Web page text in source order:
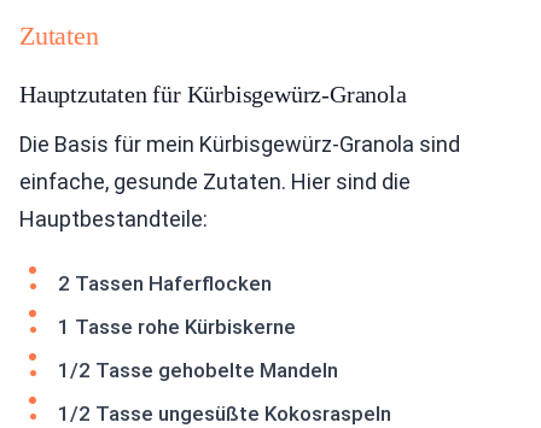
Zutaten
Hauptzutaten für Kürbisgewürz-Granola
Die Basis für mein Kürbisgewürz-Granola sind
einfache, gesunde Zutaten. Hier sind die
Hauptbestandteile:
2 Tassen Haferflocken
1 Tasse rohe Kürbiskerne
1/2 Tasse gehobelte Mandeln
1/2 Tasse ungesüßte Kokosraspeln